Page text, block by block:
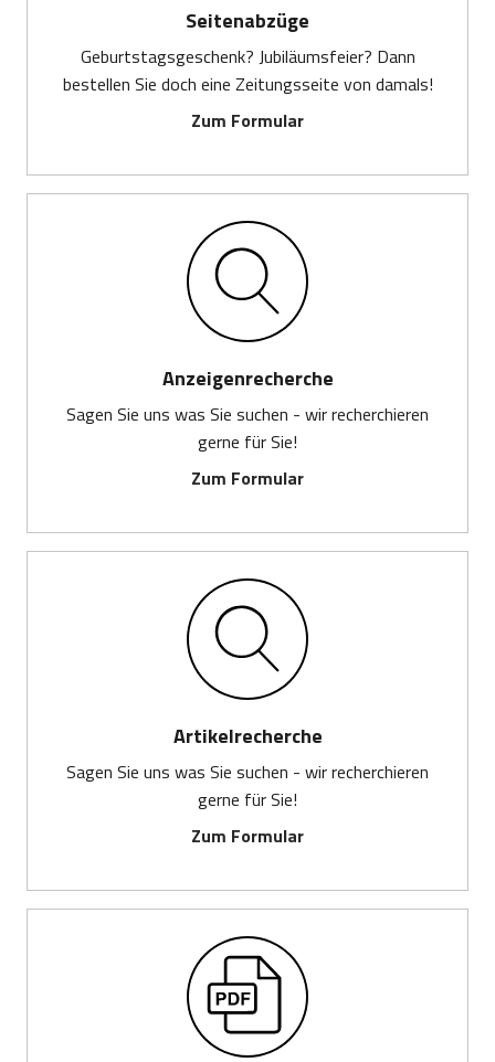
Seitenabzüge
Geburtstagsgeschenk? Jubiläumsfeier? Dann
bestellen Sie doch eine Zeitungsseite von damals!
Zum Formular
Anzeigenrecherche
Sagen Sie uns was Sie suchen - wir recherchieren
gerne für Sie!
Zum Formular
Artikelrecherche
Sagen Sie uns was Sie suchen - wir recherchieren
gerne für Sie!
Zum Formular